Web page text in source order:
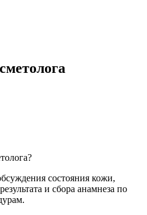
состояния кожи,
и сбора анамнеза по